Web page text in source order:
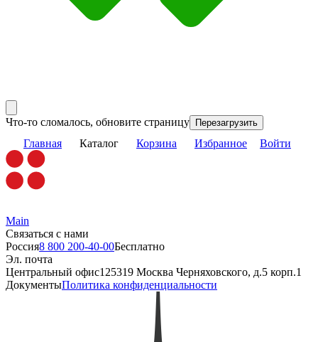
Что-то сломалось, обновите страницу Перезагрузить
Главная Каталог Корзина Избранное Войти
Main
Связаться с нами
Россия8 800 200-40-00Бесплатно
Эл. почта
Центральный офис125319 Москва Черняховского, д.5 корп.1
ДокументыПолитика конфиденциальности